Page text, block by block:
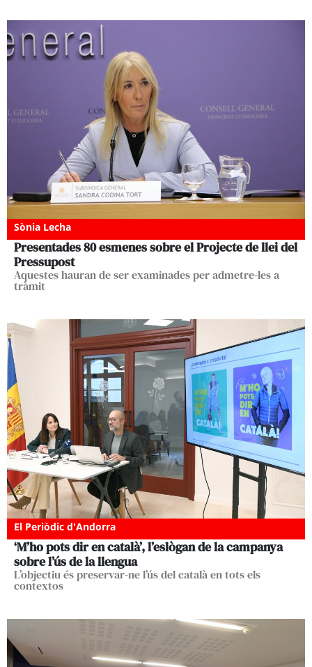
Sònia Lecha
Presentades 80 esmenes sobre el Projecte de llei del
Pressupost
Aquestes hauran de ser examinades per admetre-les a
tràmit
El Periòdic d'Andorra
‘M’ho pots dir en català’, l’eslògan de la campanya
sobre l’ús de la llengua
L’objectiu és preservar-ne l’ús del català en tots els
contextos